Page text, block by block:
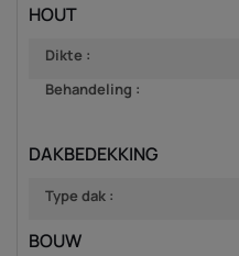
HOUT
Dikte :
Behandeling :
DAKBEDEKKING
Type dak :
BOUW